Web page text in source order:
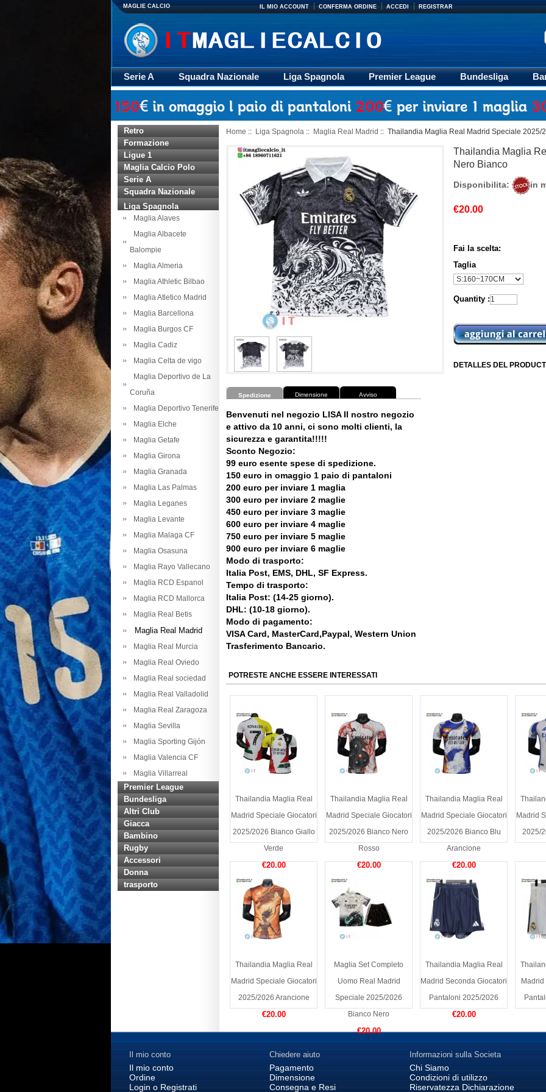
MAGLIE CALCIO IL MIO ACCOUNT CONFERMA ORDINE ACCEDI REGISTRAR
Serie A Squadra Nazionale Liga Spagnola Premier League Bundesliga
Retro
Formazione
Ligue 1
Maglia Calcio Polo
Serie A
Squadra Nazionale
Liga Spagnola
Maglia Alaves
Maglia Albacete
Balompie
Maglia Almeria
Maglia Athletic Bilbao
Maglia Atletico Madrid
Maglia Barcellona
Maglia Burgos CF
Maglia Cadiz
Maglia Celta de vigo
Maglia Deportivo de La
Coruña
Maglia Deportivo Tenerife
Maglia Elche
Maglia Getafe
Maglia Girona
Maglia Granada
Maglia Las Palmas
Maglia Leganes
Maglia Levante
Maglia Malaga CF
Maglia Osasuna
Maglia Rayo Vallecano
Maglia RCD Espanol
Maglia RCD Mallorca
Maglia Real Betis
Maglia Real Madrid
Maglia Real Murcia
Maglia Real Oviedo
Maglia Real sociedad
Maglia Real Valladolid
Maglia Real Zaragoza
Maglia Sevilla
Maglia Sporting Gijón
Maglia Valencia CF
Maglia Villarreal
Premier League
Bundesliga
Altri Club
Giacca
Bambino
Rugby
Accessori
Donna
trasporto
Home :: Liga Spagnola :: Maglia Real Madrid :: Thailandia Maglia Real Madrid Speciale 2025/
Spedizione Dimensione Avviso
Benvenuti nel negozio LISA Il nostro negozio
e attivo da 10 anni, ci sono molti clienti, la
sicurezza e garantita!!!!!
Sconto Negozio:
99 euro esente spese di spedizione.
150 euro in omaggio 1 paio di pantaloni
200 euro per inviare 1 maglia
300 euro per inviare 2 maglie
450 euro per inviare 3 maglie
600 euro per inviare 4 maglie
750 euro per inviare 5 maglie
900 euro per inviare 6 maglie
Modo di trasporto:
Italia Post, EMS, DHL, SF Express.
Tempo di trasporto:
Italia Post: (14-25 giorno).
DHL: (10-18 giorno).
Modo di pagamento:
VISA Card, MasterCard,Paypal, Western Union
Trasferimento Bancario.
Thailandia Maglia
Nero Bianco
Disponibilita: in
€20.00
Fai la scelta:
Taglia
Quantity :
DETALLES DEL
POTRESTE ANCHE ESSERE INTERESSATI
Thailandia Maglia Real
Madrid Speciale Giocatori
2025/2026 Bianco Giallo
Verde
€20.00
Thailandia Maglia Real
Madrid Speciale Giocatori
2025/2026 Bianco Nero
Rosso
€20.00
Thailandia Maglia Real
Madrid Speciale Giocatori
2025/2026 Bianco Blu
Arancione
€20.00
Madrid
2025/
Thailandia Maglia Real
Madrid Speciale Giocatori
2025/2026 Arancione
€20.00
Maglia Set Completo
Uomo Real Madrid
Speciale 2025/2026
Bianco Nero
€20.00
Thailandia Maglia Real
Madrid Seconda Giocatori
Pantaloni 2025/2026
€20.00
Il mio conto
Il mio conto
Ordine
Login o Registrati
Chiedere aiuto
Pagamento
Dimensione
Consegna e Resi
Informazioni sulla Societa
Chi Siamo
Condizioni di utilizzo
Riservatezza Dichiarazione